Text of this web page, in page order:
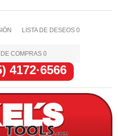
LISTA DE DESEOS 0
COMPRAS 0
4172·6566